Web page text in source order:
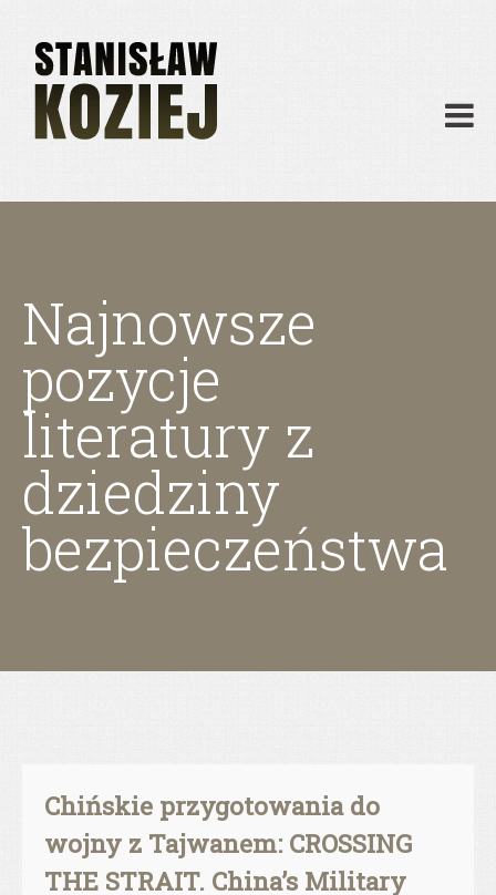
Publikacje
Działalność
Materiały dydaktyczne
Najnowsze
pozycje
literatury z
dziedziny
bezpieczeństwa
Chińskie przygotowania do
wojny z Tajwanem: CROSSING
THE STRAIT. China’s Military